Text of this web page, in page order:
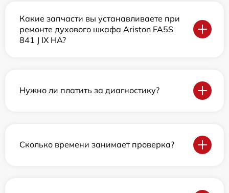
Какие запчасти вы устанавливаете при
ремонте духового шкафа Ariston FA5S
841 J IX HA?
Нужно ли платить за диагностику?
Сколько времени занимает проверка?